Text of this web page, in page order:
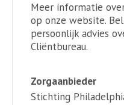
Meer informatie
op onze website.
persoonlijk advies
Cliëntbureau.
Zorgaanbieder
Stichting